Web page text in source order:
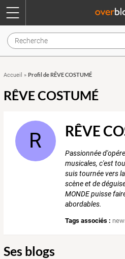
Accueil » Profil de RÊVE COSTUMÉ
RÊVE COSTUMÉ
R RÊVE
Passionnée
musicales, c'est
suis tournée vers
scène et de
MONDE puisse
abordables.
Tags associés :
Ses blogs